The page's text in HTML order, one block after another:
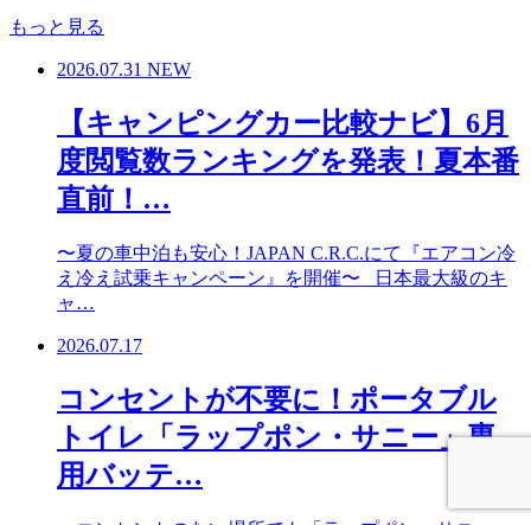
もっと見る
2026.07.31 NEW
【キャンピングカー比較ナビ】6月
度閲覧数ランキングを発表！夏本番
直前！…
〜夏の車中泊も安心！JAPAN C.R.C.にて『エアコン冷
え冷え試乗キャンペーン』を開催〜 日本最大級のキ
ャ…
2026.07.17
コンセントが不要に！ポータブル
トイレ「ラップポン・サニー」専
用バッテ…